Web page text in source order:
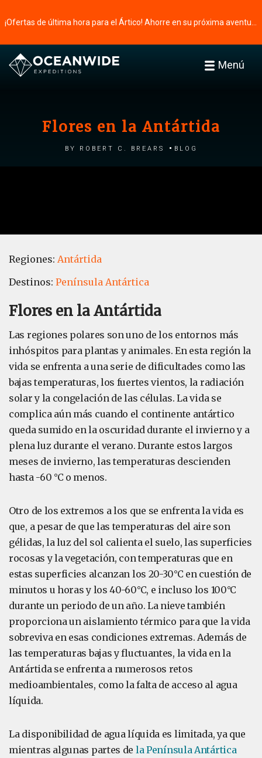
Menú
Flores en la Antártida
by Robert C. Brears Blog
Regiones: Antártida
Destinos: Península Antártica
Flores en la Antártida
Las regiones polares son uno de los entornos más
inhóspitos para plantas y animales. En esta región la
vida se enfrenta a una serie de dificultades como las
bajas temperaturas, los fuertes vientos, la radiación
solar y la congelación de las células. La vida se
complica aún más cuando el continente antártico
queda sumido en la oscuridad durante el invierno y a
plena luz durante el verano. Durante estos largos
meses de invierno, las temperaturas descienden
hasta -60 °C o menos.
Otro de los extremos a los que se enfrenta la vida es
que, a pesar de que las temperaturas del aire son
gélidas, la luz del sol calienta el suelo, las superficies
rocosas y la vegetación, con temperaturas que en
estas superficies alcanzan los 20-30°C en cuestión de
minutos u horas y los 40-60°C, e incluso los 100°C
durante un periodo de un año. La nieve también
proporciona un aislamiento térmico para que la vida
sobreviva en esas condiciones extremas. Además de
las temperaturas bajas y fluctuantes, la vida en la
Antártida se enfrenta a numerosos retos
medioambientales, como la falta de acceso al agua
líquida.
La disponibilidad de agua líquida es limitada, ya que
mientras algunas partes de la Península Antártica